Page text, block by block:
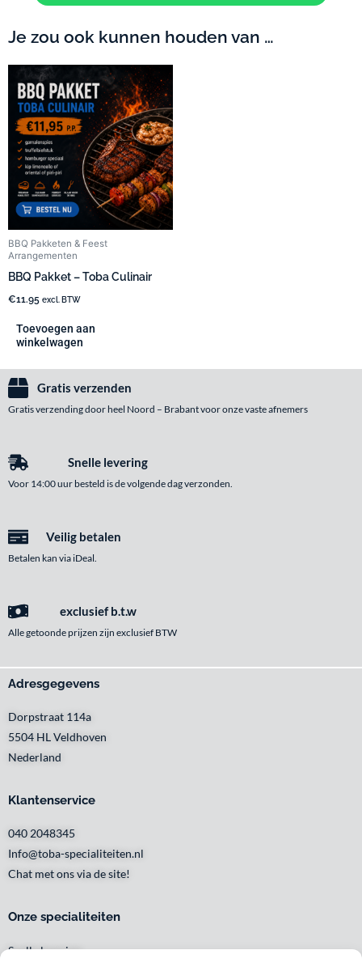
Je zou ook kunnen houden van …
BBQ Pakketen & Feest
Arrangementen
BBQ Pakket – Toba Culinair
€11.95 excl. BTW
Toevoegen aan
winkelwagen
Gratis verzenden
Gratis verzending door heel Noord – Brabant voor onze vaste afnemers
Snelle levering
Voor 14:00 uur besteld is de volgende dag verzonden.
Veilig betalen
Betalen kan via iDeal.
exclusief b.t.w
Alle getoonde prijzen zijn exclusief BTW
Adresgegevens
Dorpstraat 114a
5504 HL Veldhoven
Nederland
Klantenservice
040 2048345
Info@toba-specialiteiten.nl
Chat met ons via de site!
Onze specialiteiten
Snelle levering